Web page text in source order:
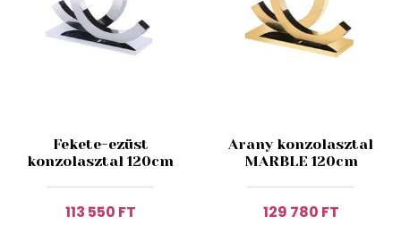
Fekete-ezüst
konzolasztal 120cm
113 550 FT
Arany konzolasztal
MARBLE 120cm
129 780 FT